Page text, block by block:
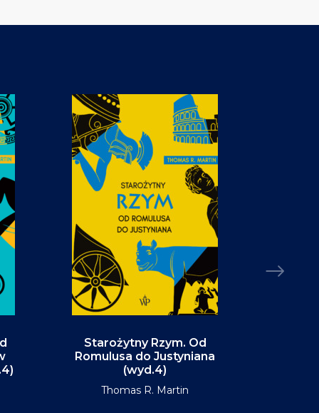
Starożytny Rzym. Od
Romulusa do Justyniana
(wyd.4)
Thomas R. Martin